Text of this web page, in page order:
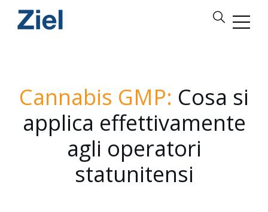
Cannabis GMP: Cosa si
applica effettivamente
agli operatori
statunitensi